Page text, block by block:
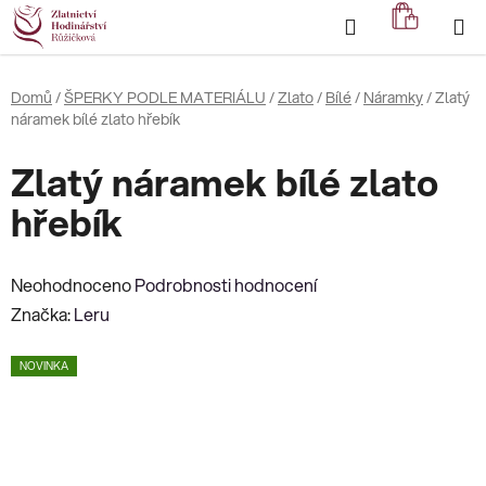
Přejít
na
obsah
Hledat
KOŠÍK
Domů /ŠPERKY PODLE MATERIÁLU /Zlato/ Bílé/ Náramky/Zlatý
náramek bílé zlato hřebík
Zlatý náramek bílé zlato
hřebík
Průměrné
hodnocení
je
NeohodnocenoPodrobnosti hodnocení
Značka:Leru
NOVINKA